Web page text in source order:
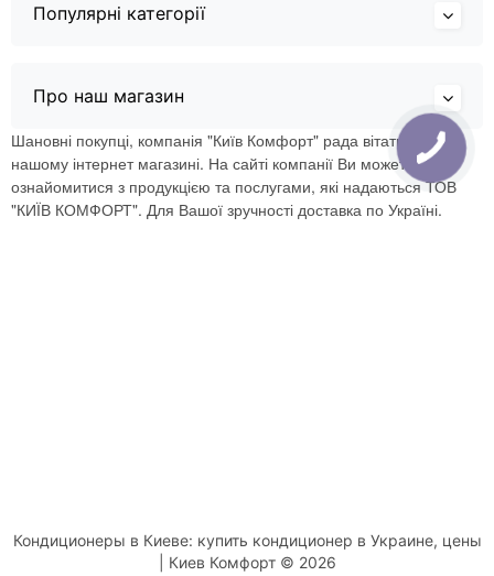
Популярні категорії
Про наш магазин
Шановні покупці, компанія "Київ Комфорт" рада вітати Вас в
нашому інтернет магазині. На сайті компанії Ви можете
ознайомитися з продукцією та послугами, які надаються ТОВ
"КИЇВ КОМФОРТ". Для Вашої зручності доставка по Україні.
Кондиционеры в Киеве: купить кондиционер в Украине, цены
| Киев Комфорт © 2026